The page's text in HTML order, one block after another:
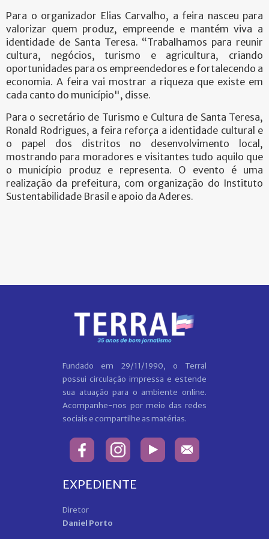
Para o organizador Elias Carvalho, a feira nasceu para
valorizar quem produz, empreende e mantém viva a
identidade de Santa Teresa. “Trabalhamos para reunir
cultura, negócios, turismo e agricultura, criando
oportunidades para os empreendedores e fortalecendo a
economia. A feira vai mostrar a riqueza que existe em
cada canto do município", disse.
Para o secretário de Turismo e Cultura de Santa Teresa,
Ronald Rodrigues, a feira reforça a identidade cultural e
o papel dos distritos no desenvolvimento local,
mostrando para moradores e visitantes tudo aquilo que
o município produz e representa. O evento é uma
realização da prefeitura, com organização do Instituto
Sustentabilidade Brasil e apoio da Aderes.
Fundado em 29/11/1990, o Terral
possui circulação impressa e estende
sua atuação para o ambiente online.
Acompanhe-nos por meio das redes
sociais e compartilhe as matérias.
EXPEDIENTE
Diretor
Daniel Porto